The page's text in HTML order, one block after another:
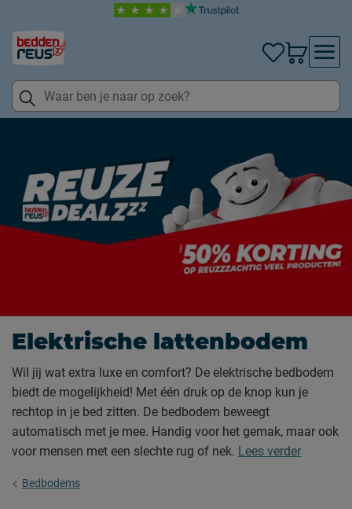
Elektrische lattenbodem
Wil jij wat extra luxe en comfort? De elektrische bedbodem
biedt de mogelijkheid! Met één druk op de knop kun je
rechtop in je bed zitten. De bedbodem beweegt
automatisch met je mee. Handig voor het gemak, maar ook
voor mensen met een slechte rug of nek. Lees verder
Bedbodems